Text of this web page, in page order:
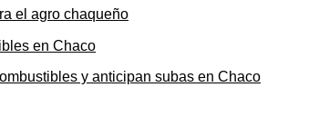
el agro chaqueño
y anticipan subas en Chaco